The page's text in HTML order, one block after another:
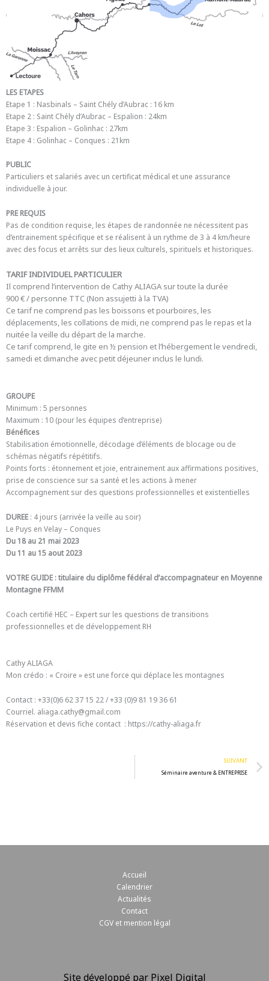
LES ETAPES
Etape 1 : Nasbinals – Saint Chély d’Aubrac : 16 km
Etape 2 : Saint Chély d’Aubrac – Espalion : 24km
Etape 3 : Espalion – Golinhac : 27km
Etape 4 : Golinhac – Conques : 21km
PUBLIC
Particuliers et salariés avec un certificat médical et une assurance
individuelle à jour.
PRE REQUIS
Pas de condition requise, les étapes de randonnée ne nécessitent pas
d’entrainement spécifique et se réalisent à un rythme de 3 à 4 km/heure
avec des focus et arrêts sur des lieux culturels, spirituels et historiques.
TARIF INDIVIDUELPARTICULIER
Il comprend l’intervention de Cathy ALIAGA sur toute la durée
900 € / personne TTC (Non assujetti à la TVA)
Ce tarif ne comprend pas les boissons et pourboires, les
déplacements, les collations de midi, ne comprend pas le repas et la
nuitée la veille du départ de la marche.
Ce tarif comprend, le gite en ½ pension et l’hébergement le vendredi,
samedi et dimanche avec petit déjeuner inclus le lundi.
GROUPE
Minimum : 5 personnes
Maximum : 10 (pour les équipes d’entreprise)
Bénéfices
Stabilisation émotionnelle, décodage d’éléments de blocage ou de
schémas négatifs répétitifs.
Points forts : étonnement et joie, entrainement aux affirmations positives,
prise de conscience sur sa santé et les actions à mener
Accompagnement sur des questions professionnelles et existentielles
DUREE : 4 jours (arrivée la veille au soir)
Le Puys en Velay – Conques
Du 18 au 21 mai 2023
Du 11 au 15 aout 2023
VOTRE GUIDE : titulaire du diplôme fédéral d’accompagnateur en Moyenne
Montagne FFMM
Coach certifié HEC – Expert sur les questions de transitions
professionnelles et de développement RH
Cathy ALIAGA
Mon crédo : « Croire » est une force qui déplace les montagnes
Contact : +33(0)6 62 37 15 22 / +33 (0)9 81 19 36 61
Courriel. aliaga.cathy@gmail.com
Réservation et devis fiche contact : https://cathy-aliaga.fr
SUIVANT
Séminaire aventure & ENTREPRISE
Accueil
Calendrier
Actualités
Contact
CGV et mention légal
Site développé par Pixel Digital